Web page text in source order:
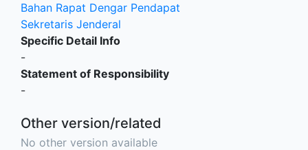
Bahan Rapat Dengar Pendapat
Sekretaris Jenderal
Specific Detail Info
-
Statement of Responsibility
-
Other version/related
No other version available